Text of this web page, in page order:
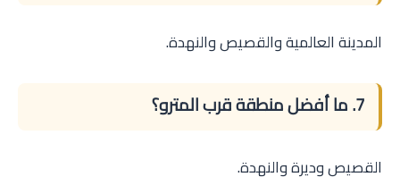
المدينة العالمية والقصيص والنهدة.
7. ما أفضل منطقة قرب المترو؟
القصيص وديرة والنهدة.